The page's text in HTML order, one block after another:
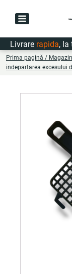
rapida, la
Prima pagină / Magazin
indepartarea excesului